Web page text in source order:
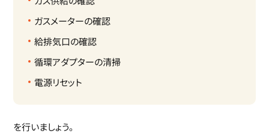
ガスメーターの確認
給排気口の確認
循環アダプターの清掃
電源リセット
を行いましょう。